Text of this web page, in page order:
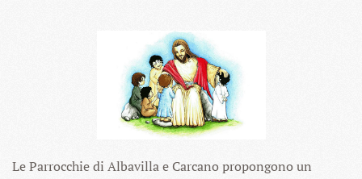
Le Parrocchie di Albavilla e Carcano propongono un